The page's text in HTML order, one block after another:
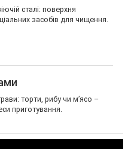
сталі: поверхня
засобів для чищення.
торти, рибу чи м’ясо –
приготування.